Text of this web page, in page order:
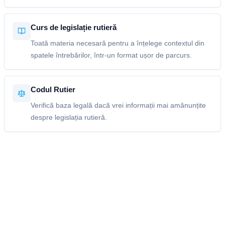
Curs de legislație rutieră
Toată materia necesară pentru a înțelege contextul din
spatele întrebărilor, într-un format ușor de parcurs.
Codul Rutier
Verifică baza legală dacă vrei informații mai amănunțite
despre legislația rutieră.